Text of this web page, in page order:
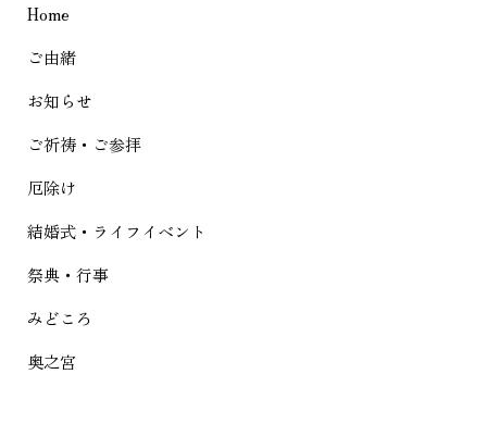
ー
シ
ョ
ン
Home
ご由緒
お知らせ
ご祈祷・ご参拝
厄除け
結婚式・ライフイベント
祭典・行事
みどころ
奥之宮